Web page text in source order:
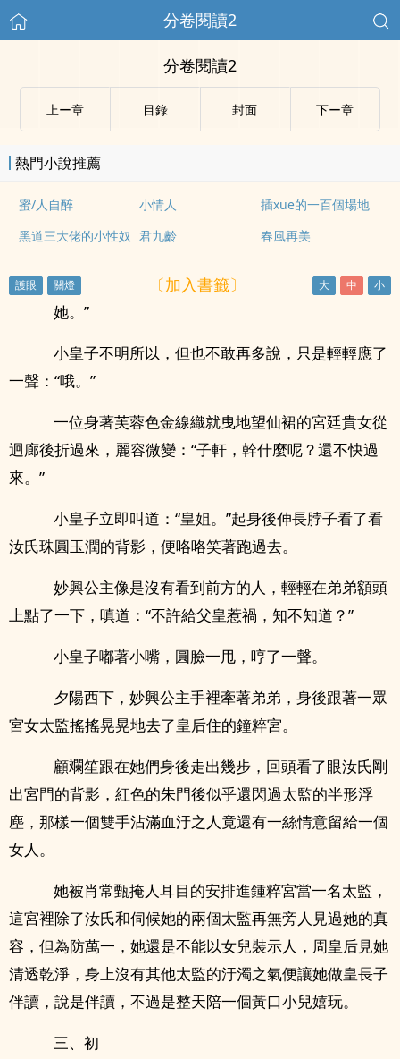
分卷閱讀2
分卷閱讀2
上ー章 目錄 封面 下ー章
熱門小說推薦
蜜/人自醉 小情人
插xue的一百個場地
黑道三大佬的小性奴 君九齡 春風再美
〔加入書籤〕
她。”
小皇子不明所以，但也不敢再多說，只是輕輕應了
一聲：“哦。”
一位身著芙蓉色金線織就曳地望仙裙的宮廷貴女從
迴廊後折過來，麗容微變：“子軒，幹什麼呢？還不快過
來。”
小皇子立即叫道：“皇姐。”起身後伸長脖子看了看
汝氏珠圓玉潤的背影，便咯咯笑著跑過去。
妙興公主像是沒有看到前方的人，輕輕在弟弟額頭
上點了一下，嗔道：“不許給父皇惹禍，知不知道？”
小皇子嘟著小嘴，圓臉一甩，哼了一聲。
夕陽西下，妙興公主手裡牽著弟弟，身後跟著一眾
宮女太監搖搖晃晃地去了皇后住的鐘粹宮。
顧斕笙跟在她們身後走出幾步，回頭看了眼汝氏剛
出宮門的背影，紅色的朱門後似乎還閃過太監的半形浮
塵，那樣一個雙手沾滿血汙之人竟還有一絲情意留給一個
女人。
她被肖常甄掩人耳目的安排進鍾粹宮當一名太監，
這宮裡除了汝氏和伺候她的兩個太監再無旁人見過她的真
容，但為防萬一，她還是不能以女兒裝示人，周皇后見她
清透乾淨，身上沒有其他太監的汙濁之氣便讓她做皇長子
伴讀，說是伴讀，不過是整天陪一個黃口小兒嬉玩。
三、初